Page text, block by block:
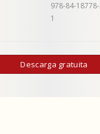
978-84-
1
Descarga gratuita